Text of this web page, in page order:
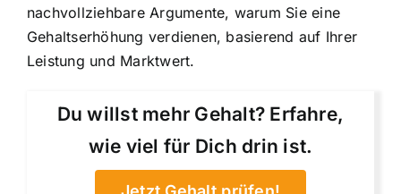
nachvollziehbare Argumente, warum Sie eine
Gehaltserhöhung verdienen, basierend auf Ihrer
Leistung und Marktwert.
Du willst mehr Gehalt? Erfahre,
wie viel für Dich drin ist.